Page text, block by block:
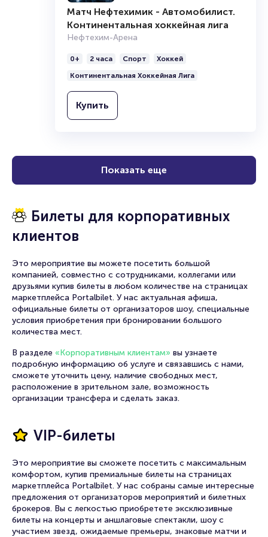
Организаторам
Матч Нефтехимик - Автомобилист.
Континентальная хоккейная лига
Нефтехим-Арена
0+ 2 часа Спорт
Хоккей
Континентальная Хоккейная Лига
Купить
Показать еще
Билеты для корпоративных
клиентов
Это мероприятие вы можете посетить большой
компанией, совместно с сотрудниками, коллегами или
друзьями купив билеты в любом количестве на страницах
маркетплейса Portalbilet. У нас актуальная афиша,
официальные билеты от организаторов шоу, специальные
условия приобретения при бронировании большого
количества мест.
В разделе «Корпоративным клиентам» вы узнаете
подробную информацию об услуге и связавшись с нами,
сможете уточнить цену, наличие свободных мест,
расположение в зрительном зале, возможность
организации трансфера и сделать заказ.
VIP-билеты
Это мероприятие вы сможете посетить с максимальным
комфортом, купив премиальные билеты на страницах
маркетплейса Portalbilet. У нас собраны самые интересные
предложения от организаторов мероприятий и билетных
брокеров. Вы с легкостью приобретете эксклюзивные
билеты на концерты и аншлаговые спектакли, шоу с
участием звезд, ожидаемые премьеры, знаковые матчи и